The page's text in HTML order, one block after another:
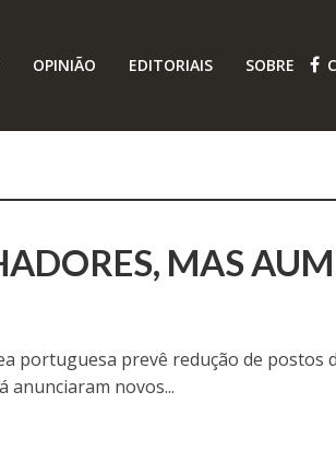
OPINIÃO EDITORIAIS SOBRE
MAS
portuguesa prevê redução de postos
anunciaram novos...